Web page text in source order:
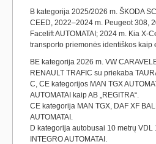
B kategorija 2025/2026 m. ŠKODA
CEED, 2022–2024 m. Peugeot 308,
Facelift AUTOMATAI; 2024 m. Kia X-
transporto priemonės identiškos kaip
BE kategorija 2026 m. VW
RENAULT TRAFIC su priekaba
C, CE kategorijos MAN TGX
AUTOMATAI kaip AB „REGITRA“.
CE kategorija MAN TGX, DAF XF
AUTOMATAI.
D kategorija autobusai 10 metrų VDL
INTEGRO AUTOMATAI.